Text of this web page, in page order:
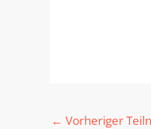
← Vorheriger